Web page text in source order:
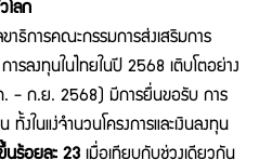
โลก
การคณะกรรมการส่งเสริมการ
ารลงทุนในไทยในปี 2568 เติบโตอย่าง
. - ก.ย. 2568) มีการยื่นขอรับ การ
งในแง่จำนวนโครงการและเงินลงทุน
นร้อยละ 23 เมื่อเทียบกับช่วงเดียวกัน